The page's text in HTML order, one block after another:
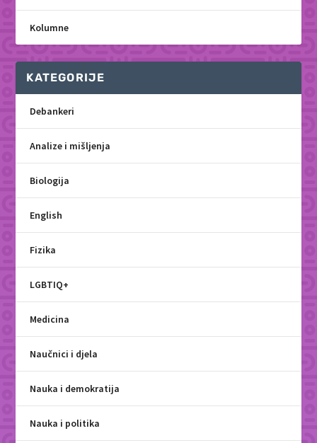
Kolumne
KATEGORIJE
Debankeri
Analize i mišljenja
Biologija
English
Fizika
LGBTIQ+
Medicina
Naučnici i djela
Nauka i demokratija
Nauka i politika